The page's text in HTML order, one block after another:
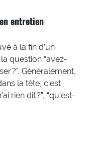
entretien
à la fin d’un
question “avez-
?”. Généralement,
la tête, c’est
rien dit ?”, “qu’est-